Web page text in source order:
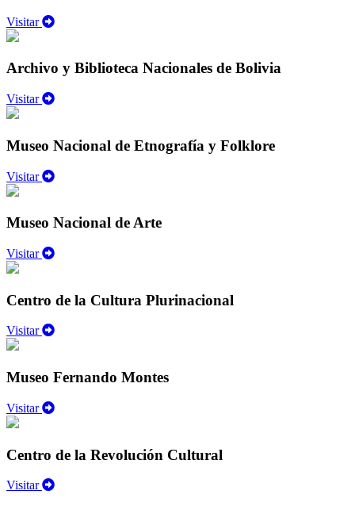
Visitar
Archivo y Biblioteca Nacionales de Bolivia
Visitar
Museo Nacional de Etnografía y Folklore
Visitar
Museo Nacional de Arte
Visitar
Centro de la Cultura Plurinacional
Visitar
Museo Fernando Montes
Visitar
Centro de la Revolución Cultural
Visitar